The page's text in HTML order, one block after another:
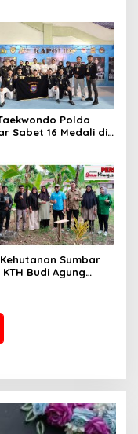
Polda
Sabet 16 Medali di
Sumbar
Budi Agung